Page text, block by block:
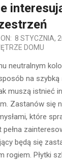
ON: 8 STYCZNIA,
DOMU
neutralnym
na szybką
muszą istnieć
Zastanów się
które
będą się
rogiem. Płytki